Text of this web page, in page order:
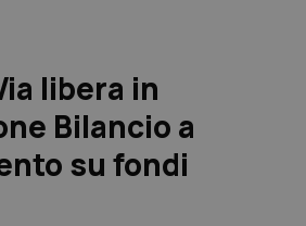
libera in
Bilancio a
su fondi